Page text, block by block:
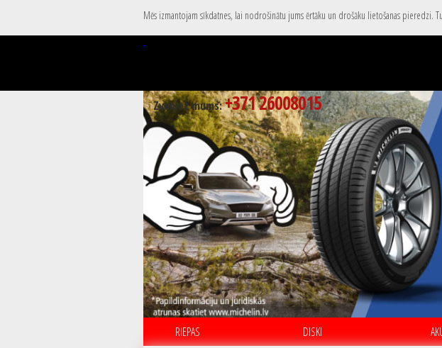
Mēs izmantojam sīkdatnes, lai nodrošinātu jums ērtāku un drošāku lietošanas pieredzi.
Zvaniet mums:+371 26008015
RIEPAS DISKI